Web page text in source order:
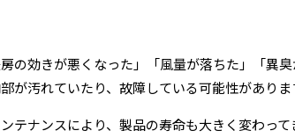
房の効きが悪くなった」「風量が落ちた」「異
が汚れていたり、故障している可能性がありま
テナンスにより、製品の寿命も大きく変わっ